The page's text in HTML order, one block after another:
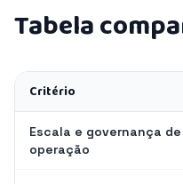
Tabela
Critério
Escala e governança de
operação